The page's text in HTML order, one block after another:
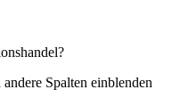
Spalten einblenden